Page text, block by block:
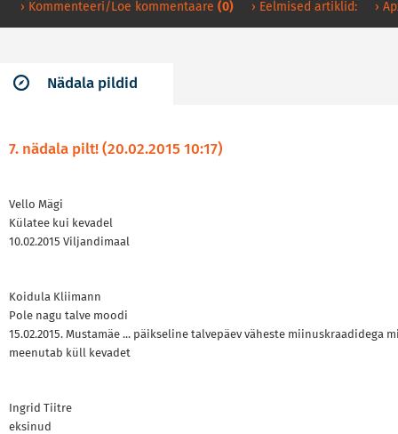
› Kommenteeri/Loe kommentaare (0) › Eelmised artiklid: ›
Nädala pildid
7. nädala pilt! (20.02.2015 10:17)
Vello Mägi
Külatee kui kevadel
10.02.2015 Viljandimaal
Koidula Kliimann
Pole nagu talve moodi
15.02.2015. Mustamäe ... päikseline talvepäev väheste miinuskraadidega
meenutab küll kevadet
Ingrid Tiitre
eksinud